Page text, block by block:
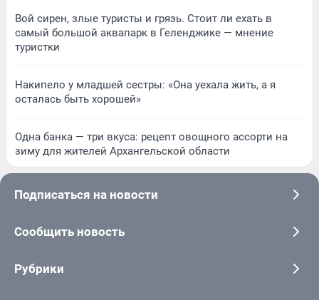
Вой сирен, злые туристы и грязь. Стоит ли ехать в
самый большой аквапарк в Геленджике — мнение
туристки
Накипело у младшей сестры: «Она уехала жить, а я
осталась быть хорошей»
Одна банка — три вкуса: рецепт овощного ассорти на
зиму для жителей Архангельской области
Подписаться на новости
Сообщить новость
Рубрики